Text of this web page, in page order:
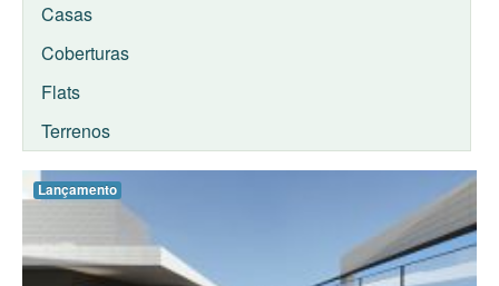
Casas
Coberturas
Flats
Terrenos
Lançamento